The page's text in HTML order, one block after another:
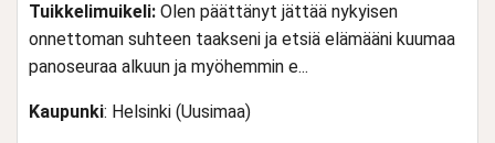
Tuikkelimuikeli: Olen päättänyt jättää nykyisen
onnettoman suhteen taakseni ja etsiä elämääni kuumaa
panoseuraa alkuun ja myöhemmin e...
Kaupunki: Helsinki (Uusimaa)